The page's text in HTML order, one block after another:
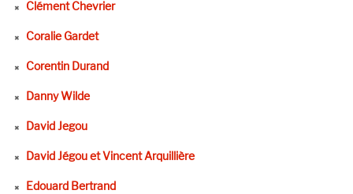
Clément Chevrier
Coralie Gardet
Corentin Durand
Danny Wilde
David Jegou
David Jégou et Vincent Arquillière
Edouard Bertrand